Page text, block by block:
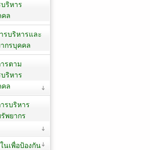
ริหาร
คล
รบริหารและ
กรบุคคล
รตาม
ริหาร
คล
รบริหาร
พยากร
นเพื่อป้องกัน